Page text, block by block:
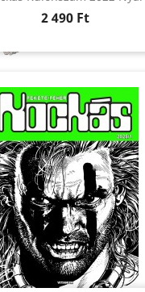
Ár
2 490 Ft